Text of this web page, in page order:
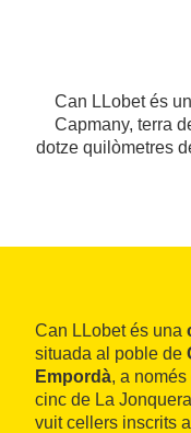
Can LLobet és
Capmany, terra
dotze quilòmetres
Can LLobet és una
situada al poble de
Empordà, a
cinc de La
vuit cellers inscrits